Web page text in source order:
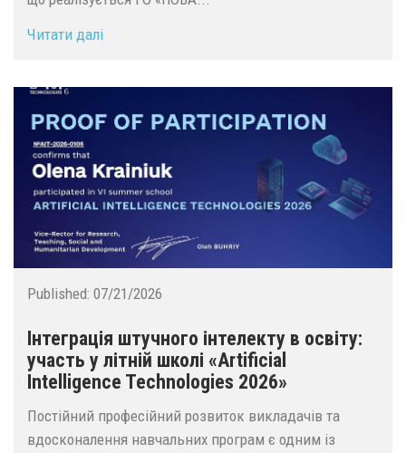
Читати далі
Published: 07/21/2026
Інтеграція штучного інтелекту в освіту:
участь у літній школі «Artificial
Intelligence Technologies 2026»
Постійний професійний розвиток викладачів та
вдосконалення навчальних програм є одним із